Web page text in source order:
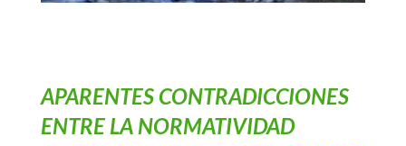
APARENTES CONTRADICCIONES
ENTRE LA NORMATIVIDAD